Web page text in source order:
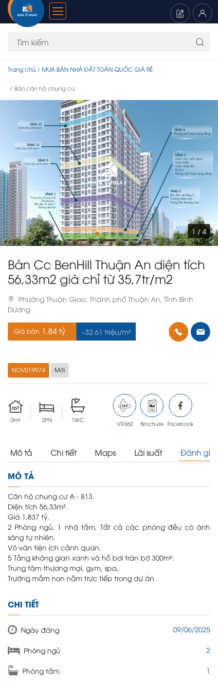
Trang chủ MUA BÁN NHÀ ĐẤT TOÀN QUỐC GIÁ RẺ
Bán căn hộ chung cư
1 / 4
NOV019974 Mới
Bán Cc BenHill Thuận An diện tích
56,33m2 giá chỉ từ 35,7tr/m2
Phường Thuận Giao, Thành phố Thuận An, Tỉnh Bình
Dương
Giá bán 1.84 tỷ ~32.61 triệu/m²
0m² 2PN 1WC
VR360 Brochure Facebook
Mô tả Chi tiết Maps Lãi suất Đánh giá
MÔ TẢ
Căn hộ chung cư A - 813.
Diện tích 56,33m².
Giá 1,837 tỷ.
2 Phòng ngủ, 1 nhà tắm, Tất cả các phòng đều có ánh
sáng tự nhiên.
Vô vàn tiện ích cảnh quan.
5 Tầng không gian xanh và hồ bơi tràn bờ 300m².
Trung tâm thương mại, gym, spa,
Trường mầm non nằm trực tiếp trong dự án
CHI TIẾT
Ngày đăng 09/06/2025
Phòng ngủ 2
Phòng tắm 1